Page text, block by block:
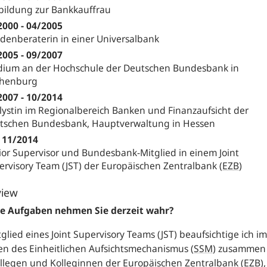
zur Bankkauffrau
- 04/2005
in einer Universalbank
- 09/2007
an der Hochschule der Deutschen Bundesbank in
- 10/2014
im Regionalbereich Banken und Finanzaufsicht der
Bundesbank, Hauptverwaltung in Hessen
2014
Supervisor und Bundesbank-Mitglied in einem Joint
Team (JST) der Europäischen Zentralbank (EZB)
Aufgaben nehmen Sie derzeit wahr?
eines Joint Supervisory Teams (JST) beaufsichtige ich im
des Einheitlichen Aufsichtsmechanismus (SSM) zusammen
und Kolleginnen der Europäischen Zentralbank (EZB),